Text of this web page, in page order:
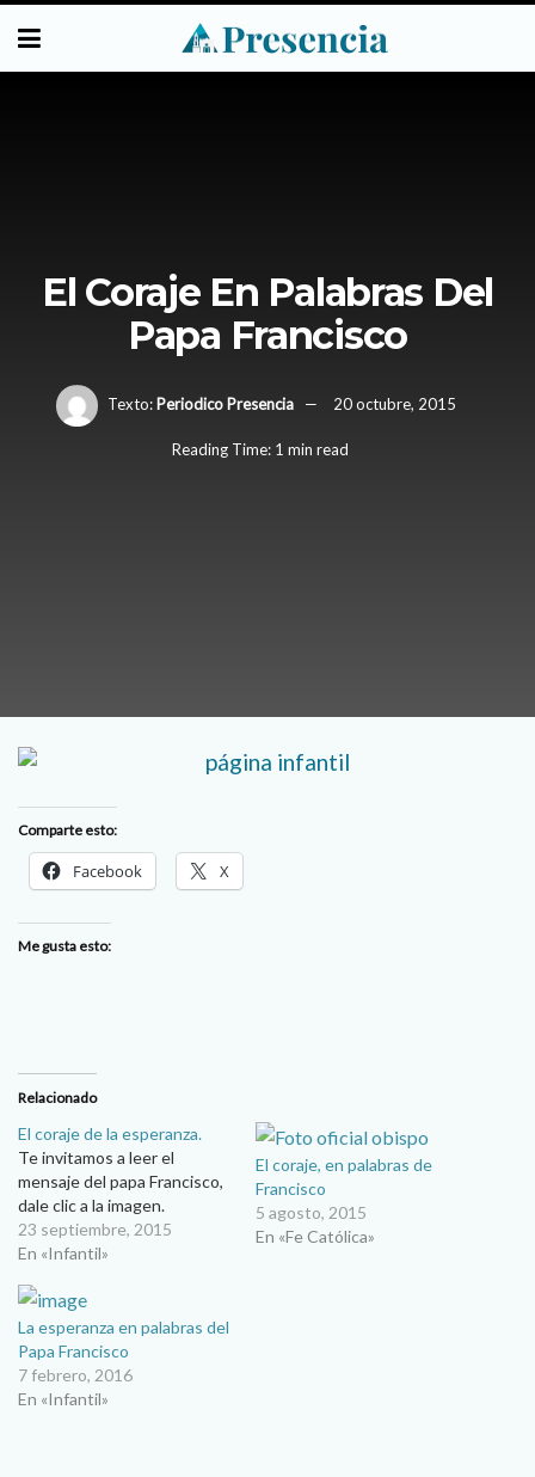
El Coraje En Palabras Del
Papa Francisco
Texto: Periodico Presencia 20 octubre, 2015
Reading Time: 1 min read
Comparte esto:
Facebook X
Me gusta esto:
Relacionado
El coraje de la esperanza.
Te invitamos a leer el
mensaje del papa Francisco,
dale clic a la imagen.
23 septiembre, 2015
En «Infantil»
El coraje, en palabras de
Francisco
5 agosto, 2015
En «Fe Católica»
La esperanza en palabras del
Papa Francisco
7 febrero, 2016
En «Infantil»